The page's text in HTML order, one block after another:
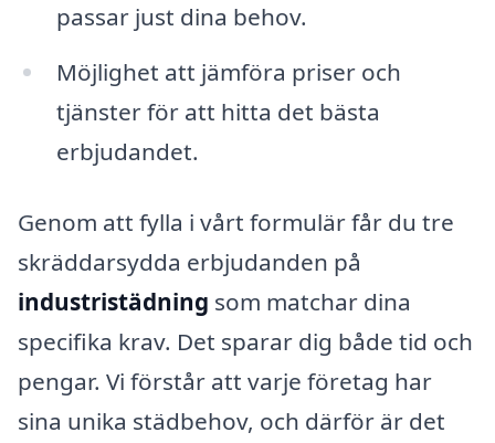
passar just dina behov.
Möjlighet att jämföra priser och
tjänster för att hitta det bästa
erbjudandet.
Genom att fylla i vårt formulär får du tre
skräddarsydda erbjudanden på
industristädning som matchar dina
specifika krav. Det sparar dig både tid och
pengar. Vi förstår att varje företag har
sina unika städbehov, och därför är det